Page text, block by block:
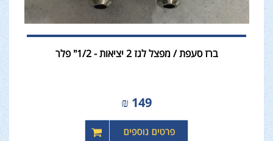
ברז סעפת / מפצל לגז 2 יציאות - 1/2" פלר
149
₪